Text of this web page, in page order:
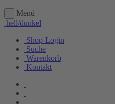
Menü
hell/dunkel
Shop-Login
Suche
Warenkorb
Kontakt